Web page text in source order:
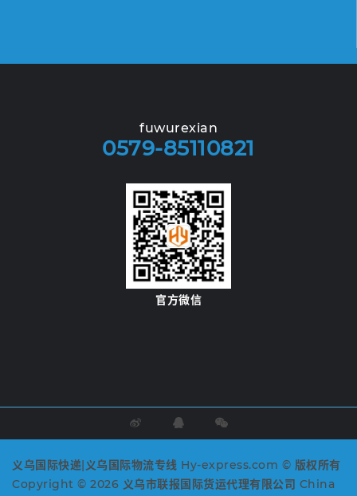
fuwurexian
0579-85110821
官方微信
义乌国际快递|义乌国际物流专线 Hy-express.com © 版权所有
Copyright © 2026 义乌市联报国际货运代理有限公司 China